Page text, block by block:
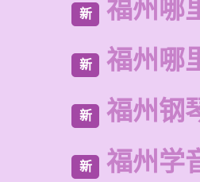
新 福州哪
新 福州哪
新 福州钢
新 福州学